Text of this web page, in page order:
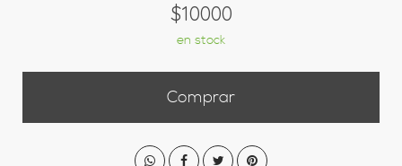
$10000
en stock
Comprar